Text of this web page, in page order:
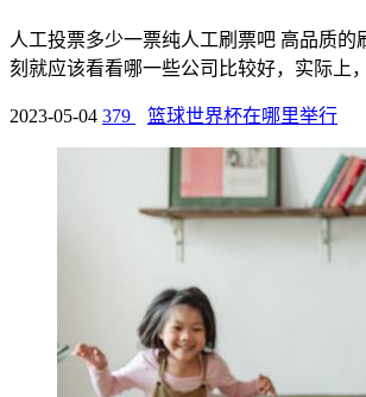
人工投票多少一票纯人工刷票吧 高品质
刻就应该看看哪一些公司比较好，实际上
2023-05-04 379 篮球世界杯在哪里举行